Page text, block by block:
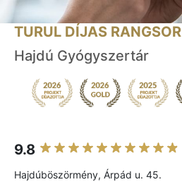
TURUL DÍJAS RANGSOR
Hajdú Gyógyszertár
9.8
Hajdúböszörmény, Árpád u. 45.